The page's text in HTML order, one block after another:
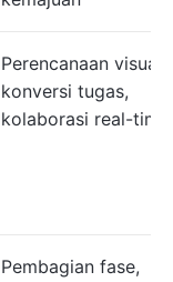
Perencanaan visual,
konversi tugas,
kolaborasi real-time
Pembagian fase,